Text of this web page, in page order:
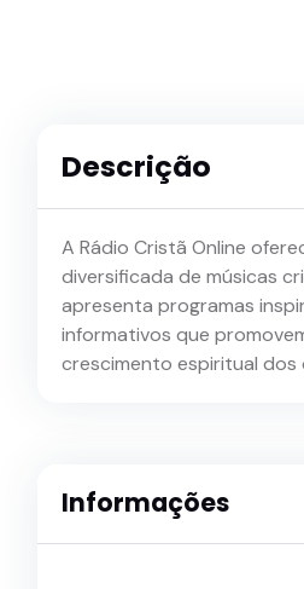
Descrição
A Rádio Cristã Online
diversificada de músicas
apresenta programas
informativos que
crescimento espiritual dos
Informações